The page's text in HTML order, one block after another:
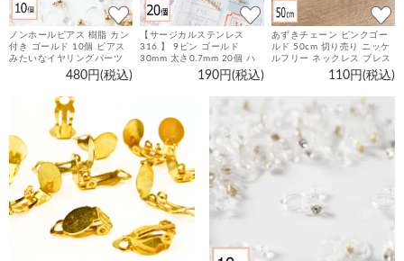
ノンホールピアス 樹脂 カン
付き ゴールド 10個 ピアス
みたいなイヤリングパーツ
ハンドメイド 材料 アクセサ
480円(税込)
【サージカルステンレス
316 】 9ピン ゴールド
30mm 太さ0.7mm 20個 ハ
ンドメイド 手芸 パーツ 金属
アレルギー対策 アクセサリ
190円(税込)
あずきチェーン ピンクゴー
ルド 50cm 切り売り ニッケ
ルフリー ネックレス ブレス
レット ピアス パーツ 金具
素材 アクセサリーパーツ
110円(税込)